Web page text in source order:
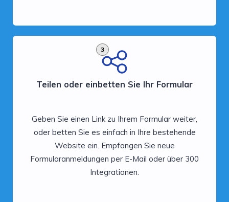
3
Teilen oder einbetten Sie Ihr Formular
Geben Sie einen Link zu Ihrem Formular weiter,
oder betten Sie es einfach in Ihre bestehende
Website ein. Empfangen Sie neue
Formularanmeldungen per E-Mail oder über 300
Integrationen.